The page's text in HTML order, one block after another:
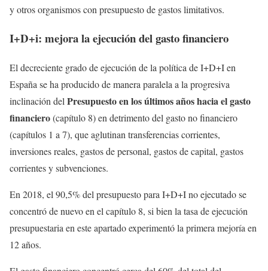
y otros organismos con presupuesto de gastos limitativos.
I+D+i: mejora la ejecución del gasto financiero
El decreciente grado de ejecución de la política de I+D+I en
España se ha producido de manera paralela a la progresiva
inclinación del Presupuesto en los últimos años hacia el gasto
financiero(capítulo 8) en detrimento del gasto no financiero
(capítulos 1 a 7), que aglutinan transferencias corrientes,
inversiones reales, gastos de personal, gastos de capital, gastos
corrientes y subvenciones.
En 2018, el 90,5% del presupuesto para I+D+I no ejecutado se
concentró de nuevo en el capítulo 8, si bien la tasa de ejecución
presupuestaria en este apartado experimentó la primera mejoría en
12 años.